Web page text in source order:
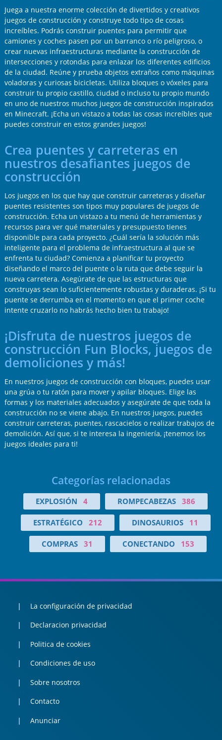
Juega a nuestra enorme colección de divertidos y creativos
juegos de construcción y construye todo tipo de cosas
increíbles. Podrás construir puentes para permitir que
camiones y coches pasen por un barranco o río peligroso, o
crear nuevas infraestructuras mediante la construcción de
intersecciones y rotondas para enlazar los diferentes edificios
de la ciudad. Reúne y prueba objetos extraños como máquinas
voladoras y curiosas bicicletas. Utiliza bloques o vóxeles para
construir tu propio castillo, ciudad o incluso tu propio mundo
en uno de nuestros muchos juegos de construcción inspirados
en Minecraft. ¡Echa un vistazo a todas las cosas increíbles que
puedes construir en estos grandes juegos!
Crea puentes y carreteras en
nuestros desafiantes juegos de
construcción
Los juegos en los que hay que construir carreteras y diseñar
puentes resistentes son tipos muy populares de juegos de
construcción. Echa un vistazo a tu menú de herramientas y
recursos para ver qué materiales y presupuesto tienes
disponible para cada proyecto. ¿Cuál sería la solución más
inteligente para el problema de infraestructura al que se
enfrenta tu ciudad? Comienza a planificar tu proyecto
diseñando el marco del puente o la ruta que debe seguir la
nueva carretera. Asegúrate de que las estructuras que
construyas sean lo suficientemente robustas y duraderas. ¡Si tu
puente se derrumba en el momento en que el primer coche
intente cruzarlo no habrás hecho bien tu trabajo!
¡Disfruta de nuestros juegos de
construcción Fun Blocks, juegos de
demoliciones y más!
En nuestros juegos de construcción con bloques, puedes usar
una grúa o tu ratón para mover y apilar bloques. Elige las
formas y los materiales adecuados y asegúrate de que toda la
construcción no se viene abajo. En nuestros juegos, puedes
construir carreteras, puentes, rascacielos o realizar trabajos de
demolición. Así que, si te interesa la ingeniería, ¡tenemos los
juegos ideales para ti!
Categorías relacionadas
EXPLOSIÓN 4 ROMPECABEZAS 386
ESTRATÉGICO 212 DINOSAURIOS 11
COMPRAS 31 CONECTANDO 153
La configuración de privacidad
Declaracion privacidad
Politica de cookies
Condiciones de uso
Sobre nosotros
Contacto
Anunciar